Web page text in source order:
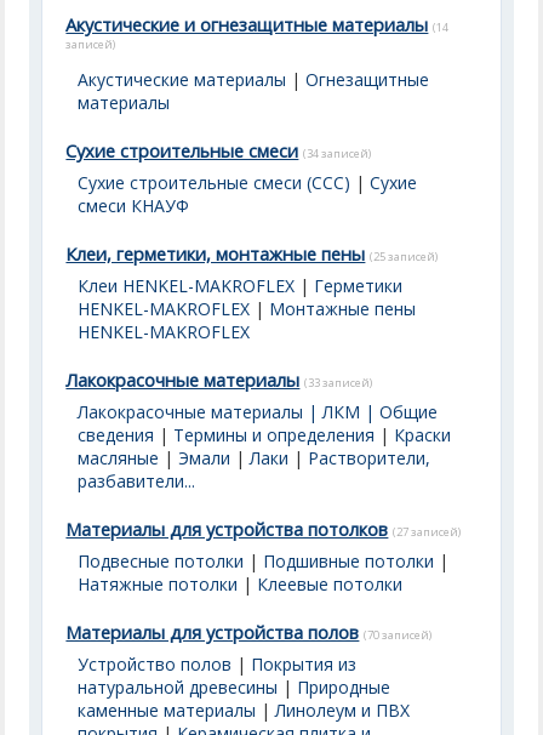
Акустические и огнезащитные материалы (14
записей)
Акустические материалы |Огнезащитные
материалы
Сухие строительные смеси (34 записей)
Сухие строительные смеси (ССС) |Сухие
смеси КНАУФ
Клеи, герметики, монтажные пены (25 записей)
Клеи HENKEL-MAKROFLEX | Герметики
HENKEL-MAKROFLEX | Монтажные пены
HENKEL-MAKROFLEX
Лакокрасочные материалы (33 записей)
Лакокрасочные материалы | ЛКМ | Общие
сведения | Термины и определения | Краски
масляные |Эмали |Лаки | Растворители,
разбавители...
Материалы для устройства потолков (27 записей)
Подвесные потолки | Подшивные потолки |
Натяжные потолки | Клеевые потолки
Материалы для устройства полов (70 записей)
Устройство полов | Покрытия из
натуральной древесины | Природные
каменные материалы |Линолеум и ПВХ